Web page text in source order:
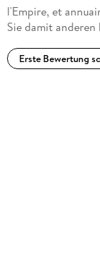
l'Empire, et
Sie damit
Erste Bewertung